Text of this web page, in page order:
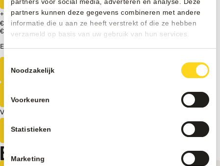
partners kunnen deze gegevens combineren met andere
informatie die u aan ze heeft verstrekt of die ze hebben
verzameld op basis van uw gebruik van hun services.
Noodzakelijk
Voorkeuren
Statistieken
Marketing
+
€ 250Excl. BTW
€ 2500 Excl. BTW
Elders goedkoper?
Pico
Direct bestellen
Vrijblijvend advies van onze experts?
Neem contact op
BEKIJK OOK ONZE ANDERE PRODUCTEN